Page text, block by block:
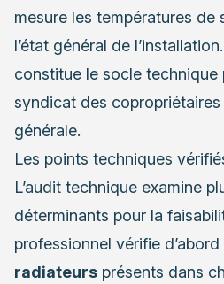
mesure les températures de
l’état général de
constitue le socle technique
syndicat des copropriétaires
générale.
Les points techniques
L’audit technique examine
déterminants pour la
professionnel vérifie d’abord
radiateurs présents dans